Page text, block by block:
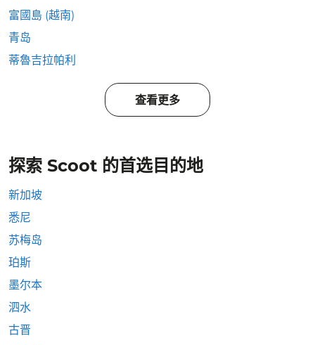
富國島 (越南)
青岛
蒂魯吉拉帕利
查看更多
探索 Scoot 的首选目的地
新加坡
悉尼
苏梅岛
珀斯
墨尔本
泗水
古晋